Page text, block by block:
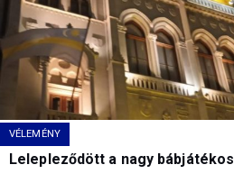
VÉLEMÉNY
Lelepleződött a nagy bábjátékos